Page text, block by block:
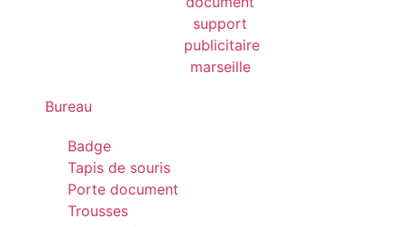
Bureau
Badge
Tapis de souris
Porte document
Trousses